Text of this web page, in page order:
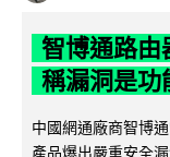
智博通路由
稱漏洞是功
中國網通廠商智博
產品爆出嚴重安全